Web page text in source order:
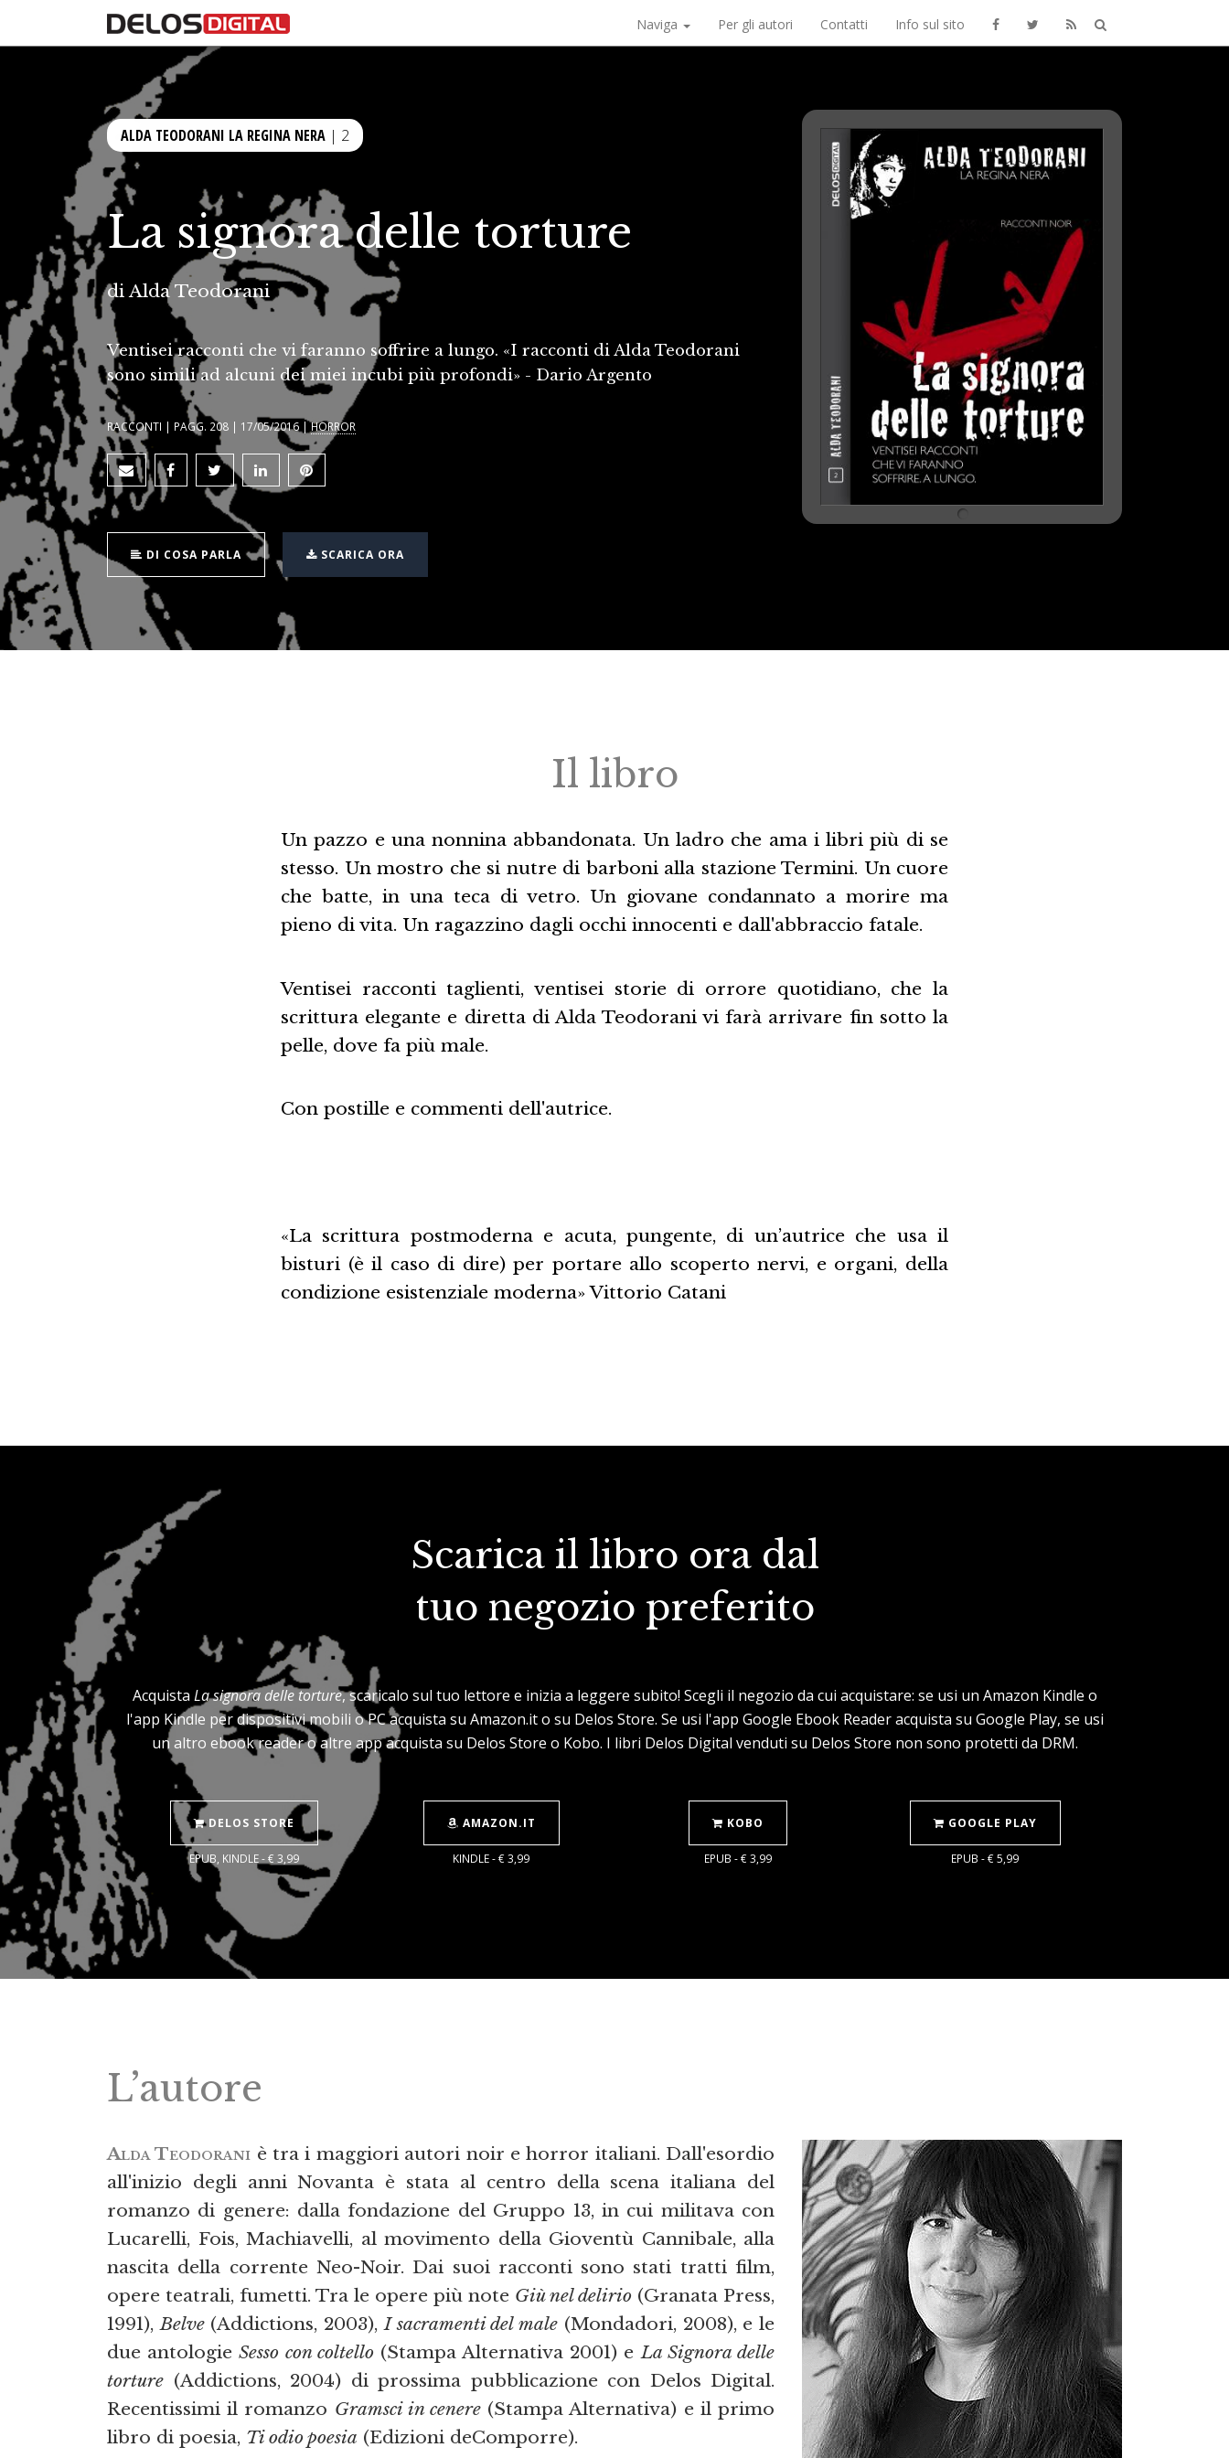
Naviga Per gli autori Contatti Info sul sito
ALDA TEODORANI LA REGINA NERA | 2
La signora delle torture
diAlda Teodorani
Ventisei racconti che vi faranno soffrire a lungo. «I racconti di Alda Teodorani
sono simili ad alcuni dei miei incubi più profondi» - Dario Argento
RACCONTI | PAGG. 208 | 17/05/2016 |HORROR
DI COSA PARLA SCARICA ORA
Il libro
Un pazzo e una nonnina abbandonata. Un ladro che ama i libri più di se
stesso. Un mostro che si nutre di barboni alla stazione Termini. Un cuore
che batte, in una teca di vetro. Un giovane condannato a morire ma
pieno di vita. Un ragazzino dagli occhi innocenti e dall'abbraccio fatale.
Ventisei racconti taglienti, ventisei storie di orrore quotidiano, che la
scrittura elegante e diretta di Alda Teodorani vi farà arrivare fin sotto la
pelle, dove fa più male.
Con postille e commenti dell'autrice.
«La scrittura postmoderna e acuta, pungente, di un’autrice che usa il
bisturi (è il caso di dire) per portare allo scoperto nervi, e organi, della
condizione esistenziale moderna» Vittorio Catani
Scarica il libro ora dal
tuo negozio preferito
Acquista La signora delle torture, scaricalo sul tuo lettore e inizia a leggere subito! Scegli il negozio da cui acquistare: se usi un Amazon Kindle o
l'app Kindle per dispositivi mobili o PC acquista su Amazon.it o su Delos Store. Se usi l'app Google Ebook Reader acquista su Google Play, se usi
un altro ebook reader o altre app acquista su Delos Store o Kobo. I libri Delos Digital venduti su Delos Store non sono protetti da DRM.
DELOS STORE
EPUB, KINDLE - € 3,99
AMAZON.IT
KINDLE - € 3,99
KOBO
EPUB - € 3,99
GOOGLE PLAY
EPUB - € 5,99
L’autore
Alda Teodorani è tra i maggiori autori noir e horror italiani. Dall'esordio
all'inizio degli anni Novanta è stata al centro della scena italiana del
romanzo di genere: dalla fondazione del Gruppo 13, in cui militava con
Lucarelli, Fois, Machiavelli, al movimento della Gioventù Cannibale, alla
nascita della corrente Neo-Noir. Dai suoi racconti sono stati tratti film,
opere teatrali, fumetti. Tra le opere più note Giù nel delirio (Granata Press,
1991), Belve(Addictions, 2003), I sacramenti del male (Mondadori, 2008), e le
due antologieSesso con coltello(Stampa Alternativa 2001) e La Signora delle
torture (Addictions, 2004) di prossima pubblicazione con Delos Digital.
Recentissimi il romanzo Gramsci in cenere (Stampa Alternativa) e il primo
libro di poesia, Ti odio poesia (Edizioni deComporre).